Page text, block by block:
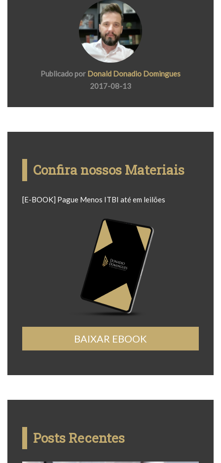
Publicado por Donald Donadio Domingues
2017-08-13
Confira nossos Materiais
[E-BOOK] Pague Menos ITBI até em leilões
BAIXAR EBOOK
Posts Recentes